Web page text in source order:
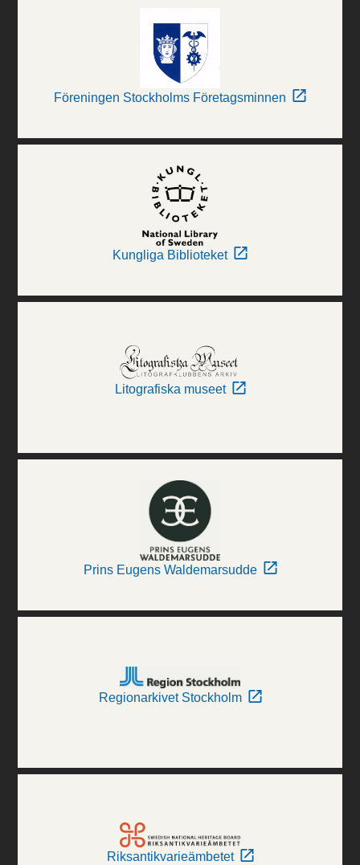
Föreningen Stockholms Företagsminnen
Kungliga Biblioteket
Litografiska museet
Prins Eugens Waldemarsudde
Regionarkivet Stockholm
Riksantikvarieämbetet